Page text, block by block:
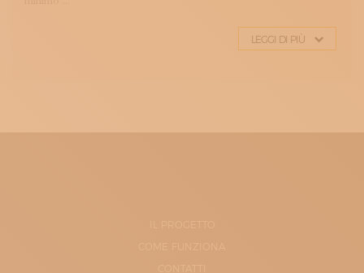
LEGGI DI PIÙ